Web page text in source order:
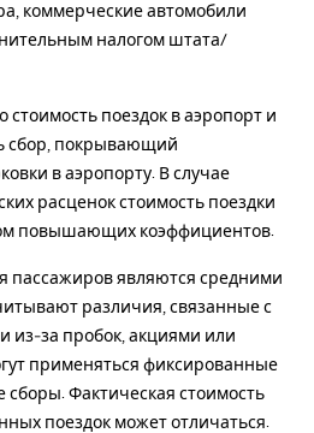
коммерческие автомобили
налогом штата/
поездок в аэропорт и
сбор, покрывающий
в аэропорту. В случае
расценок стоимость поездки
повышающих коэффициентов.
пассажиров являются средними
различия, связанные с
из-за пробок, акциями или
применяться фиксированные
Фактическая стоимость
поездок может отличаться.